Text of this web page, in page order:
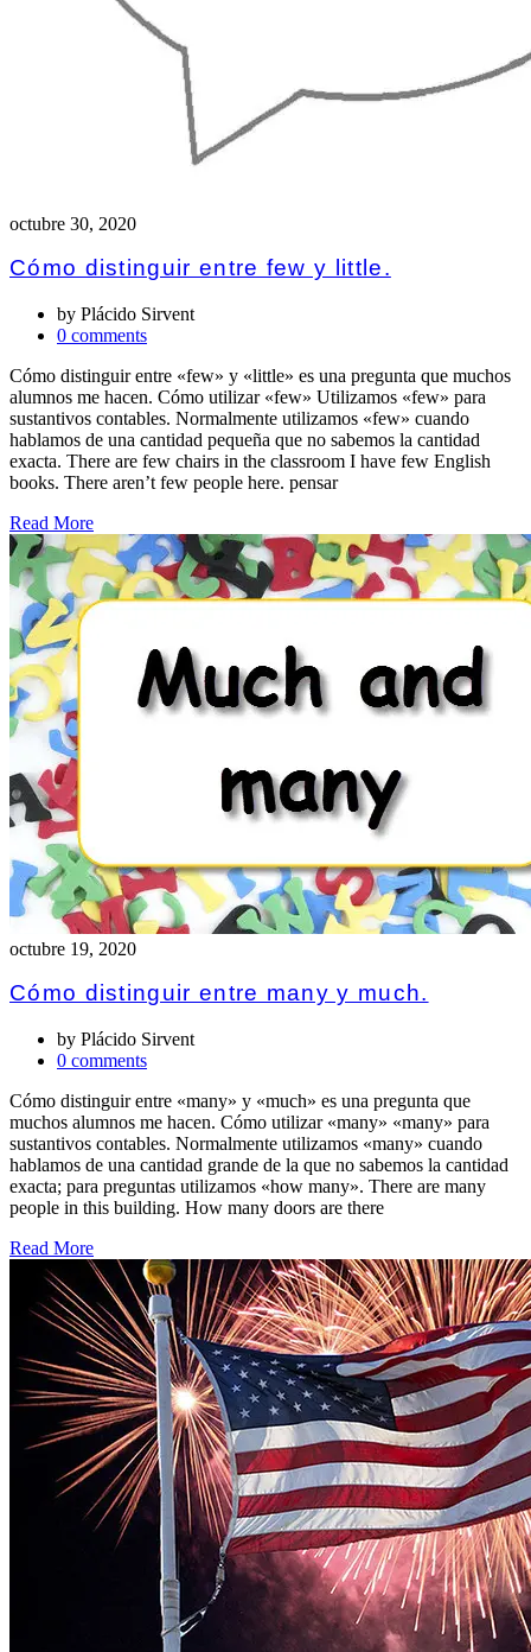
octubre 30, 2020
Cómo distinguir entre few y little.
by Plácido Sirvent
0 comments
Cómo distinguir entre «few» y «little» es una pregunta que muchos
alumnos me hacen. Cómo utilizar «few» Utilizamos «few» para
sustantivos contables. Normalmente utilizamos «few» cuando
hablamos de una cantidad pequeña que no sabemos la cantidad
exacta. There are few chairs in the classroom I have few English
books. There aren’t few people here. pensar
Read More
octubre 19, 2020
Cómo distinguir entre many y much.
by Plácido Sirvent
0 comments
Cómo distinguir entre «many» y «much» es una pregunta que
muchos alumnos me hacen. Cómo utilizar «many» «many» para
sustantivos contables. Normalmente utilizamos «many» cuando
hablamos de una cantidad grande de la que no sabemos la cantidad
exacta; para preguntas utilizamos «how many». There are many
people in this building. How many doors are there
Read More